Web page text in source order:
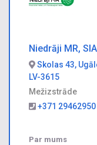
Niedrāji MR, SIA
Skolas 43,
LV-3615
Mežizstrāde
+371 29462950
Par mums